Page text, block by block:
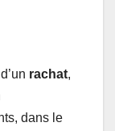
rachat,
dans le